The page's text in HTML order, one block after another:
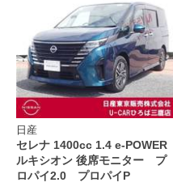
日産
セレナ 1400cc 1.4 e-POWER
ルキシオン 後席モニター プ
ロパイ2.0 プロパイP